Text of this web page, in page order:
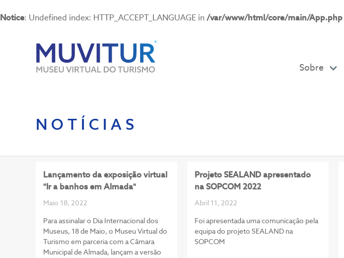
Notice: Undefined index: HTTP_ACCEPT_LANGUAGE in/var/www/html/core/main/App.php
Sobre
NOTÍCIAS
Lançamento da exposição virtual
"Ir a banhos em Almada"
Maio 18, 2022
Para assinalar o Dia Internacional dos
Museus, 18 de Maio, o Museu Virtual do
Turismo em parceria com a Câmara
Municipal de Almada, lançam a versão
Projeto SEALAND apresentado
na SOPCOM 2022
Abril 11, 2022
Foi apresentada uma comunicação pela
equipa do projeto SEALAND na
SOPCOM